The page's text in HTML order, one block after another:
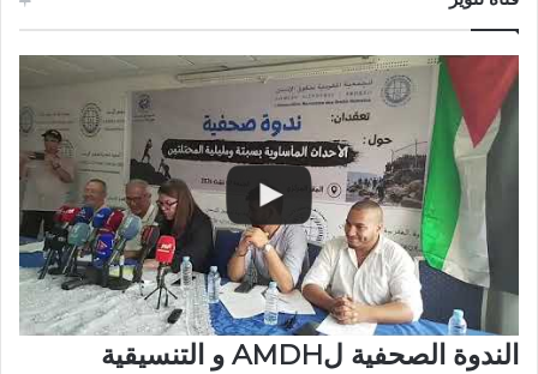
الندوة الصحفية لAMDH و التنسيقية